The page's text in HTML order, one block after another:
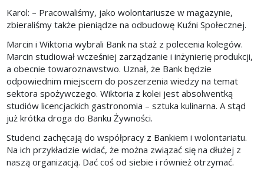
Karol: – Pracowaliśmy, jako wolontariusze w magazynie,
zbieraliśmy także pieniądze na odbudowę Kuźni Społecznej.
Marcin i Wiktoria wybrali Bank na staż z polecenia kolegów.
Marcin studiował wcześniej zarządzanie i inżynierię produkcji,
a obecnie towaroznawstwo. Uznał, że Bank będzie
odpowiednim miejscem do poszerzenia wiedzy na temat
sektora spożywczego. Wiktoria z kolei jest absolwentką
studiów licencjackich gastronomia – sztuka kulinarna. A stąd
już krótka droga do Banku Żywności.
Studenci zachęcają do współpracy z Bankiem i wolontariatu.
Na ich przykładzie widać, że można związać się na dłużej z
naszą organizacją. Dać coś od siebie i również otrzymać.